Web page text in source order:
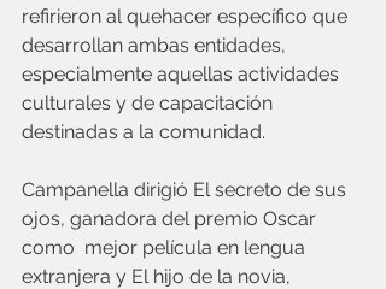
refirieron al quehacer específico que
desarrollan ambas entidades,
especialmente aquellas actividades
culturales y de capacitación
destinadas a la comunidad.
Campanella dirigió El secreto de sus
ojos, ganadora del premio Oscar
como  mejor película en lengua
extranjera y El hijo de la novia,